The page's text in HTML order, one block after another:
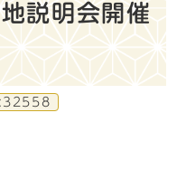
説明会開催